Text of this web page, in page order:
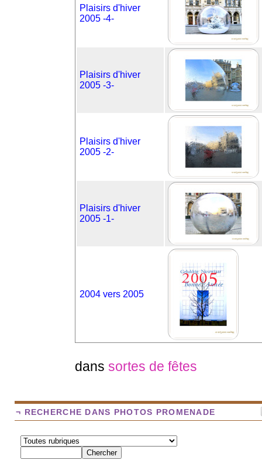
Plaisirs d'hiver
2005 -4-
Plaisirs d'hiver
2005 -3-
Plaisirs d'hiver
2005 -2-
Plaisirs d'hiver
2005 -1-
2004 vers 2005
dans sortes de fêtes
¬ RECHERCHE DANS PHOTOS PROMENADE